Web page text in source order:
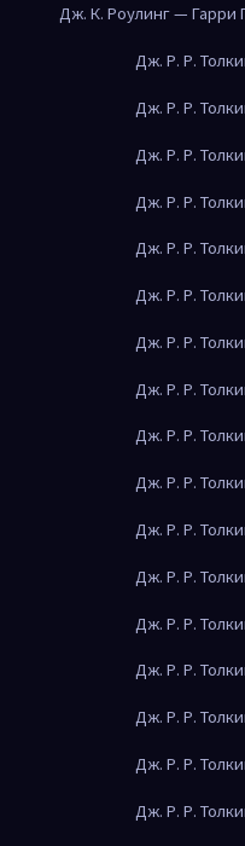
Дж. К. Роулинг — Гарри
Дж. Р. Р.
Дж. Р. Р.
Дж. Р. Р.
Дж. Р. Р.
Дж. Р. Р.
Дж. Р. Р.
Дж. Р. Р.
Дж. Р. Р.
Дж. Р. Р.
Дж. Р. Р.
Дж. Р. Р.
Дж. Р. Р.
Дж. Р. Р.
Дж. Р. Р.
Дж. Р. Р.
Дж. Р. Р.
Дж. Р. Р.